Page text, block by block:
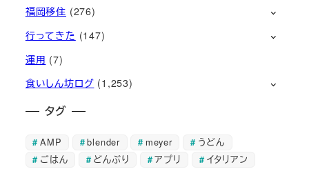
福岡移住 (276)
行ってきた (147)
運用 (7)
食いしん坊ログ (1,253)
タグ
AMP blender meyer
うどん
ごはん
どんぶり アプリ
イタリアン